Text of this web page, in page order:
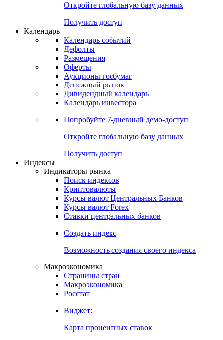
Откройте глобальную базу данных
Получить доступ
Календарь
Календарь событий
Дефолты
Размещения
Оферты
Аукционы госбумаг
Денежный рынок
Дивидендный календарь
Календарь инвестора
Попробуйте 7-дневный демо-доступ
Откройте глобальную базу данных
Получить доступ
Индексы
Индикаторы рынка
Поиск индексов
Криптовалюты
Курсы валют Центральных Банков
Курсы валют Forex
Ставки центральных банков
Создать индекс
Возможность создания своего индекса
Макроэкономика
Страницы стран
Макроэкономика
Росстат
Виджет:
Карта процентных ставок